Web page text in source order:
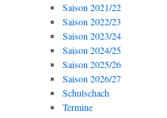
Saison 2021/22
Saison 2022/23
Saison 2023/24
Saison 2024/25
Saison 2025/26
Saison 2026/27
Schulschach
Termine